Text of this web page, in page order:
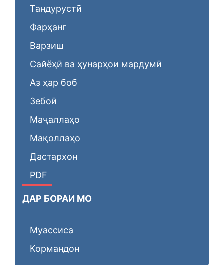
Тандурустӣ
Фарҳанг
Варзиш
Сайёҳӣ ва ҳунарҳои мардумӣ
Аз ҳар боб
Зебоӣ
Маҷаллаҳо
Мақоллаҳо
Дастархон
PDF
ДАР БОРАИ МО
Муассиса
Кормандон